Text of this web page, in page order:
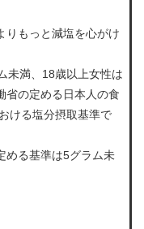
りもっと減塩を心がけ
未満、18歳以上女性は
省の定める日本人の食
ける塩分摂取基準で
める基準は5グラム未